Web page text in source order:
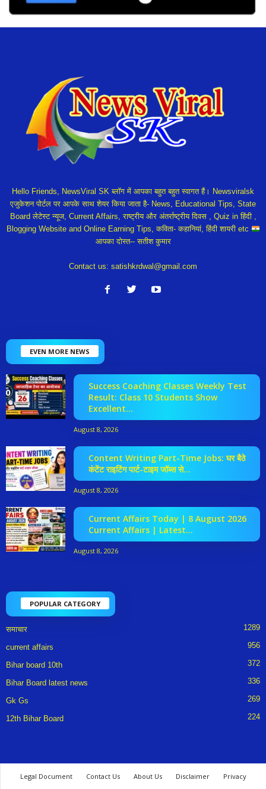
Hello Friends, NewsViral SK ब्लॉग में आपका बहुत बहुत स्वागत हैं। Newsviralsk
एजुकेशन पोर्टल पर आपके साथ शेयर किया जाता है- News, Educational Tips, State
Board लेटेस्ट न्यूज, Current Affairs, राष्ट्रीय और अंतर्राष्ट्रीय दिवस , Quiz in हिंदी ,
Blogging Website and Online Earning Tips, कविता- कहानियां, हिंदी शायरी etc
आपका दोस्त-- सतीश कुमार
Contact us: satishkrdwal@gmail.com
EVEN MORE NEWS
Success Coaching Classes Weekly Test
Result: Class 10 Students Show
Excellent...
August 8, 2026
Content Writing Part-Time Jobs: घर बैठे
कंटेंट राइटिंग पार्ट-टाइम जॉब्स से...
August 8, 2026
Current Affairs Today | 8 August 2026
Current Affairs | Latest...
August 8, 2026
POPULAR CATEGORY
समाचार 1289
current affairs 956
Bihar board 10th 372
Bihar Board latest news 336
Gk Gs 269
12th Bihar Board 224
Legal Document Contact Us About Us Disclaimer Privacy